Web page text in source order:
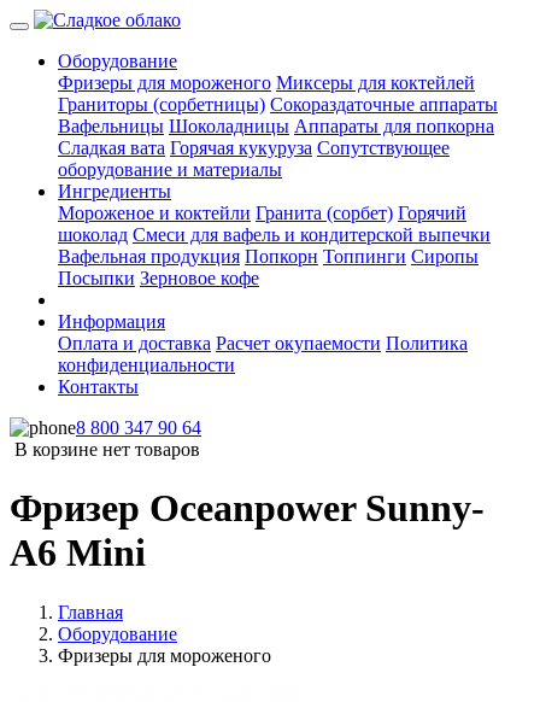
Оборудование
Фризеры для мороженого Миксеры для коктейлей
Граниторы (сорбетницы) Сокораздаточные аппараты
Вафельницы Шоколадницы Аппараты для попкорна
Сладкая вата Горячая кукуруза Сопутствующее
оборудование и материалы
Ингредиенты
Мороженое и коктейли Гранита (сорбет) Горячий
шоколад Смеси для вафель и кондитерской выпечки
Вафельная продукция Попкорн Топпинги Сиропы
Посыпки Зерновое кофе
Информация
Оплата и доставка Расчет окупаемости Политика
конфиденциальности
Контакты
8 800 347 90 64
В корзине нет товаров
Фризер Oceanpower Sunny-
A6 Mini
Главная
Оборудование
Фризеры для мороженого